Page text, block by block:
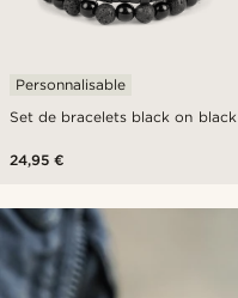
Set de bracelets black on black
Personnalisable
24,95 €